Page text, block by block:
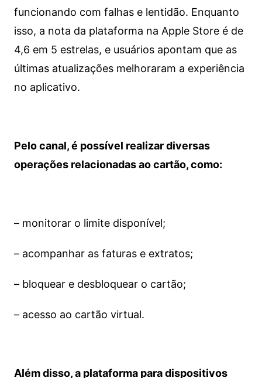
funcionando com falhas e lentidão. Enquanto
isso, a nota da plataforma na Apple Store é de
4,6 em 5 estrelas, e usuários apontam que as
últimas atualizações melhoraram a experiência
no aplicativo.
Pelo canal, é possível realizar diversas
operações relacionadas ao cartão, como:
– monitorar o limite disponível;
– acompanhar as faturas e extratos;
– bloquear e desbloquear o cartão;
– acesso ao cartão virtual.
Além disso, a plataforma para dispositivos